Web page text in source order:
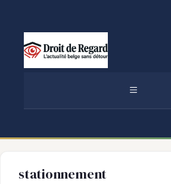
MENU
stationnement